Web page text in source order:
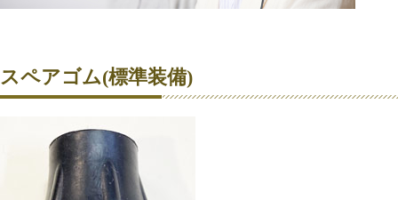
スペアゴム(標準装備)